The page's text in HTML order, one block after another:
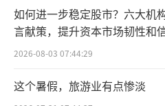
如何进一步稳定股市？六大机
言献策，提升资本市场韧性和
2026-08-03 07:44:29
这个暑假，旅游业有点惨淡